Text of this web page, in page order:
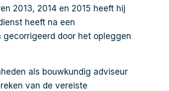
2013, 2014 en 2015 heeft hij
heeft na een
door het opleggen
als bouwkundig adviseur
van de vereiste